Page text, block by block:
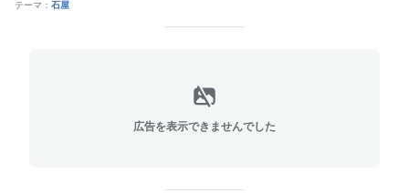
テーマ： 石屋
広告を表示できませんでした